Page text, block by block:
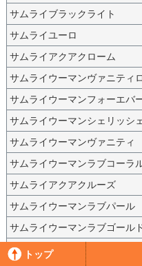
サムライブラックライト
サムライユーロ
サムライアクアクローム
サムライウーマンヴァニティ
サムライウーマンフォーエバ
サムライウーマンシェリッシェ
サムライウーマンヴァニティ
サムライウーマンラブコーラ
サムライアクアクルーズ
サムライウーマンラブパール
サムライウーマンラブゴール
サムライウーマンラブアクア
トップ